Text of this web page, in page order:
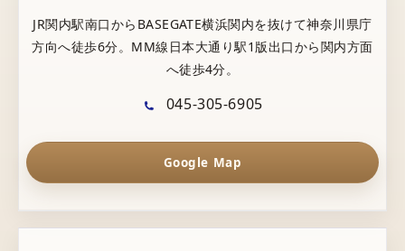
JR関内駅南口からBASEGATE横浜関内を抜けて神奈川県庁
方向へ徒歩6分。MM線日本大通り駅1版出口から関内方面
へ徒歩4分。
045-305-6905
Google Map